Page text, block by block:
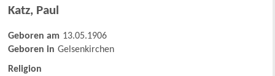
Katz, Paul
Geboren am 13.05.1906
Geboren in Gelsenkirchen
Religion